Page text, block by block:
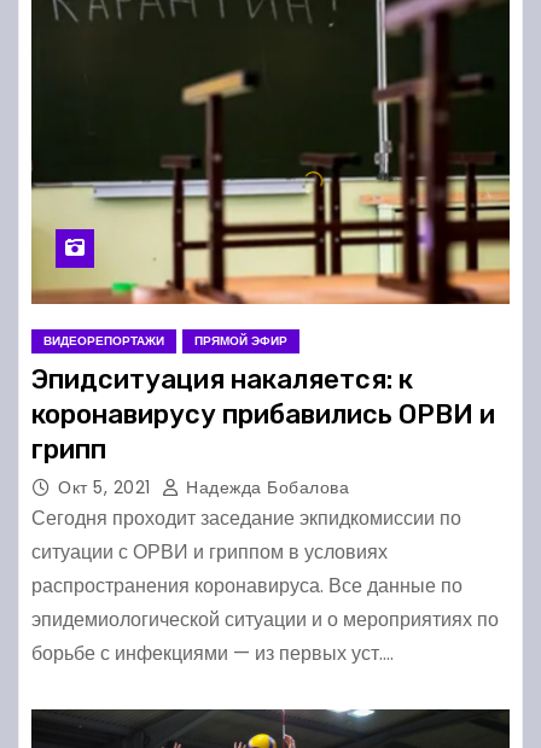
ВИДЕОРЕПОРТАЖИ ПРЯМОЙ ЭФИР
Эпидситуация накаляется: к
коронавирусу прибавились ОРВИ и
грипп
Окт 5, 2021 Надежда Бобалова
Сегодня проходит заседание экпидкомиссии по
ситуации с ОРВИ и гриппом в условиях
распространения коронавируса. Все данные по
эпидемиологической ситуации и о мероприятиях по
борьбе с инфекциями — из первых уст.…